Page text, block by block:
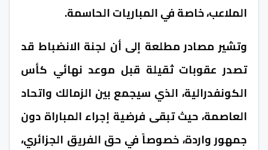
الملاعب، خاصة في المباريات الحاسمة.
وتشير مصادر مطلعة إلى أن لجنة الانضباط قد
تصدر عقوبات ثقيلة قبل موعد نهائي كأس
الكونفدرالية، الذي سيجمع بين الزمالك واتحاد
العاصمة، حيث تبقى فرضية إجراء المباراة دون
جمهور واردة، خصوصاً في حق الفريق الجزائري،